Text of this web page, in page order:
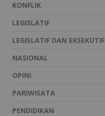
KONFLIK
LEGISLATIF
LEGISLATIF DAN EKSEKUTIF
NASIONAL
OPINI
PARIWISATA
PENDIDIKAN